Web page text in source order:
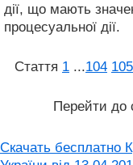
дії, що мають
процесуальної дії.
Стаття 1 ...104 105
Перейти до
Скачать бесплатно